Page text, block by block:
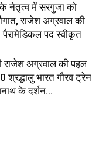
के नेतृत्व में सरगुजा को
राजेश अग्रवाल की
पद स्वीकृत
राजेश अग्रवाल की पहल
भारत गौरव ट्रेन
के दर्शन...